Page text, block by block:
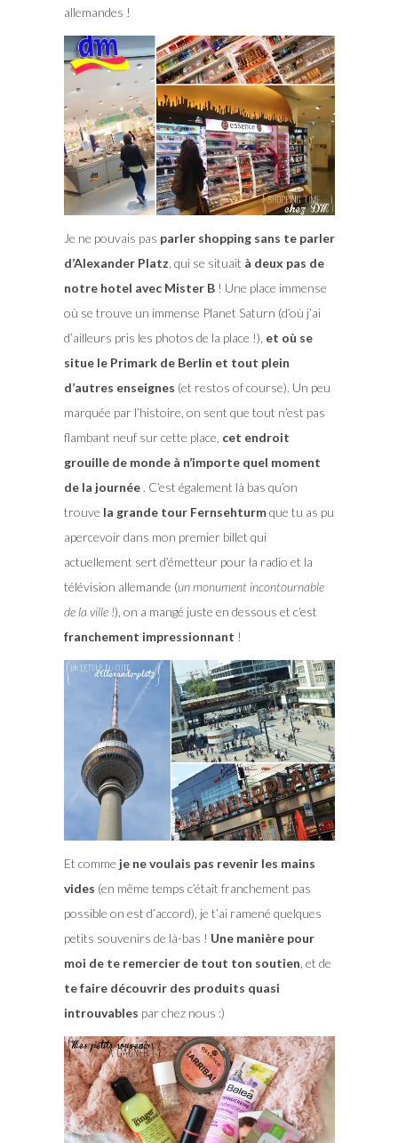
allemandes !
Je ne pouvais pas parler shopping sans te parler
d’Alexander Platz, qui se situait à deux pas de
notre hotel avec Mister B! Une place immense
où se trouve un immense Planet Saturn (d’où j’ai
d’ailleurs pris les photos de la place !), et où se
situe le Primark de Berlin et tout plein
d’autres enseignes (et restos of course). Un peu
marquée par l’histoire, on sent que tout n’est pas
flambant neuf sur cette place, cet endroit
grouille de monde à n’importe quel moment
de la journée. C’est également là bas qu’on
trouve la grande tour Fernsehturmque tu as pu
apercevoir dans mon premier billet qui
actuellement sert d’émetteur pour la radio et la
télévision allemande (un monument incontournable
de la ville !), on a mangé juste en dessous et c’est
franchement impressionnant !
Et comme je ne voulais pas revenir les mains
vides (en même temps c’était franchement pas
possible on est d’accord), je t’ai ramené quelques
petits souvenirs de là-bas ! Une manière pour
moi de te remercier de tout ton soutien , et de
te faire découvrir des produits quasi
introuvables par chez nous :)